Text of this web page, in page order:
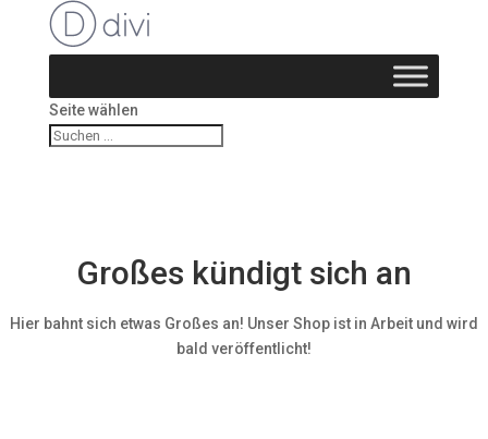
Seite wählen
Großes kündigt sich an
Hier bahnt sich etwas Großes an! Unser Shop ist in Arbeit und wird
bald veröffentlicht!